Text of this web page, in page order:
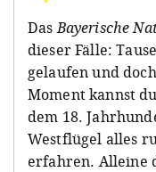
DasBayerische
dieser Fälle:
gelaufen und
Moment kannst
dem 18.
Westflügel alles
erfahren. Alleine